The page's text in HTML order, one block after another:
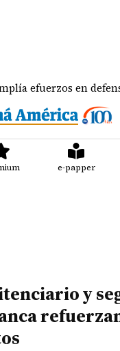
en defensa de las
e-papper
y